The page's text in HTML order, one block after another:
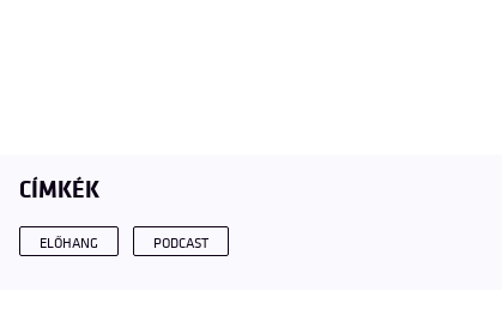
CÍMKÉK
ELŐHANG PODCAST